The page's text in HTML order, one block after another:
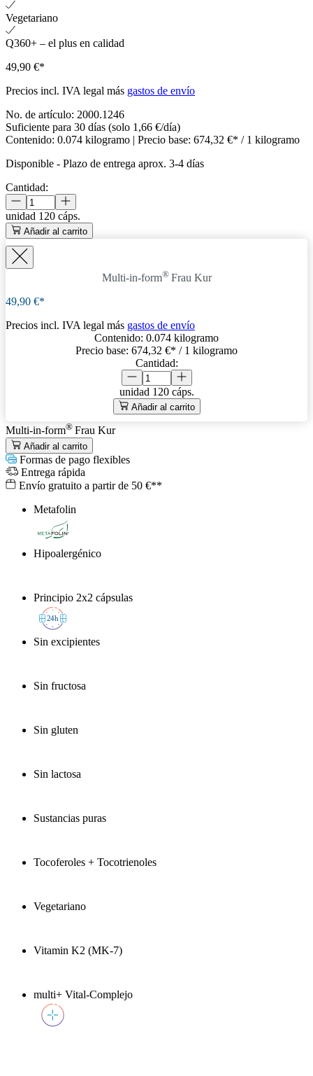
Vegetariano
Q360+ – el plus en calidad
49,90 €*
Precios incl. IVA legal más gastos de envío
No. de artículo: 2000.1246
Suficiente para 30 días (solo 1,66 €/día)
Contenido: 0.074 kilogramo | Precio base: 674,32 €* / 1 kilogramo
Disponible - Plazo de entrega aprox. 3-4 días
Cantidad:
unidad 120 cáps.
Añadir al carrito
Multi-in-form® Frau Kur
49,90 €*
Precios incl. IVA legal más gastos de envío
Contenido: 0.074 kilogramo
Precio base: 674,32 €* / 1 kilogramo
Cantidad:
unidad 120 cáps.
Añadir al carrito
Multi-in-form® Frau Kur
Añadir al carrito
Formas de pago flexibles
Entrega rápida
Envío gratuito a partir de 50 €**
Metafolin
®
Hipoalergénico
Principio 2x2 cápsulas
24h
Sin excipientes
Sin fructosa
Sin gluten
Sin lactosa
Sustancias puras
Tocoferoles + Tocotrienoles
Vegetariano
Vitamin K2 (MK-7)
multi+ Vital-Complejo